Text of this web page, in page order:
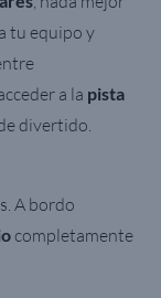
tu equipo y
a la pista
divertido.
A bordo
completamente